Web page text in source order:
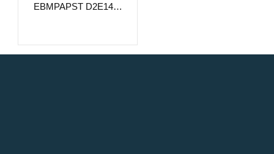
EBMPAPST D2E146-